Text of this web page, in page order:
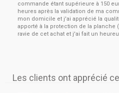
commande étant supérieure à 150
heures après la validation de ma
mon domicile et j'ai apprécié la
apporté à la protection de la planche
ravie de cet achat et j'ai fait un
Les clients ont apprécié